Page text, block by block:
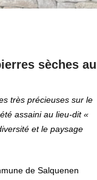
sèches au
très précieuses sur le
assaini au lieu-dit «
et le paysage
de Salquenen